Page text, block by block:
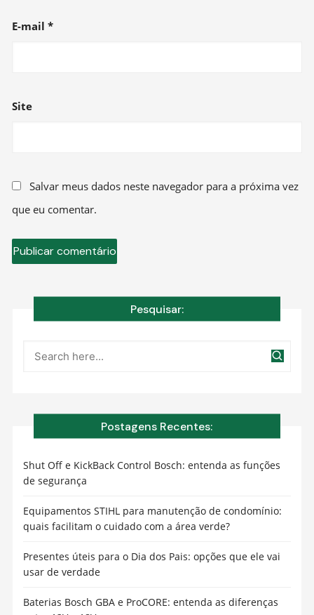
E-mail*
Site
Salvar meus dados neste navegador para a próxima vez
que eu comentar.
Pesquisar:
Postagens Recentes:
Shut Off e KickBack Control Bosch: entenda as funções
de segurança
Equipamentos STIHL para manutenção de condomínio:
quais facilitam o cuidado com a área verde?
Presentes úteis para o Dia dos Pais: opções que ele vai
usar de verdade
Baterias Bosch GBA e ProCORE: entenda as diferenças